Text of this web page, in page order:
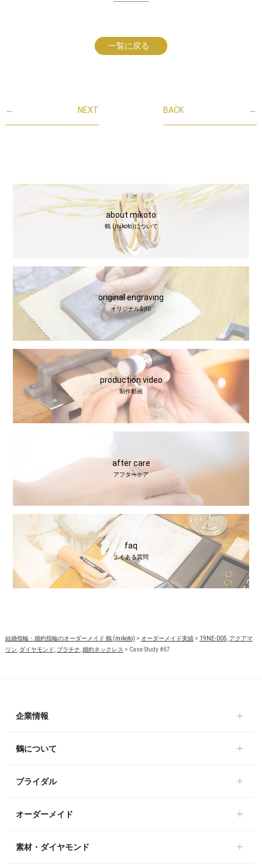
一覧に戻る
← NEXT →
BACK
about mikoto
鶴 (mikoto)について
original engraving
オリジナル刻印
production video
制作動画
after care
アフターケア
faq
よくある質問
結婚指輪・婚約指輪のオーダーメイド 鶴 (mikoto) > オーダーメイド実績> 19NE-005 アクアマ
リン ダイヤモンド プラチナ 婚約ネックレス > Case Study #67
企業情報
鶴について
ブライダル
オーダーメイド
素材・ダイヤモンド